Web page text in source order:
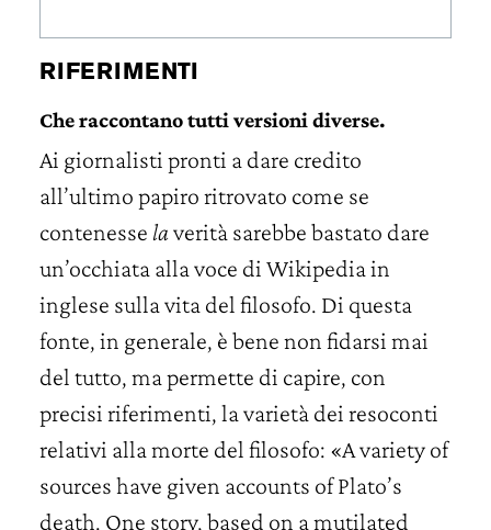
RIFERIMENTI
Che raccontano tutti versioni diverse.
Ai giornalisti pronti a dare credito
all’ultimo papiro ritrovato come se
contenesse laverità sarebbe bastato dare
un’occhiata alla voce di Wikipedia in
inglese sulla vita del filosofo. Di questa
fonte, in generale, è bene non fidarsi mai
del tutto, ma permette di capire, con
precisi riferimenti, la varietà dei resoconti
relativi alla morte del filosofo: «A variety of
sources have given accounts of Plato’s
death. One story, based on a mutilated